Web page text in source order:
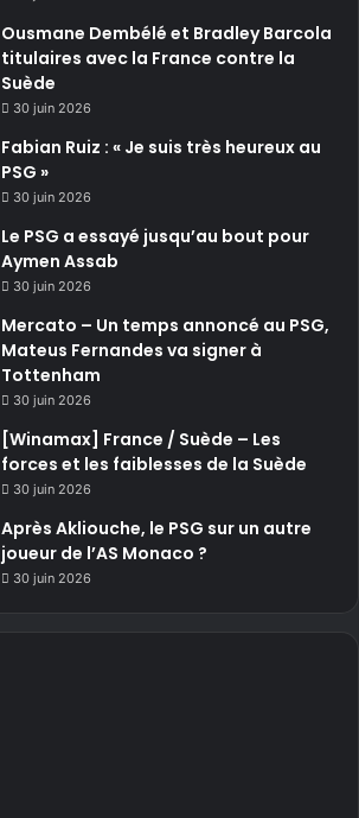
Ousmane Dembélé et Bradley Barcola
titulaires avec la France contre la
Suède
30 juin 2026
Fabian Ruiz : « Je suis très heureux au
PSG »
30 juin 2026
Le PSG a essayé jusqu’au bout pour
Aymen Assab
30 juin 2026
Mercato – Un temps annoncé au PSG,
Mateus Fernandes va signer à
Tottenham
30 juin 2026
[Winamax] France / Suède – Les
forces et les faiblesses de la Suède
30 juin 2026
Après Akliouche, le PSG sur un autre
joueur de l’AS Monaco ?
30 juin 2026